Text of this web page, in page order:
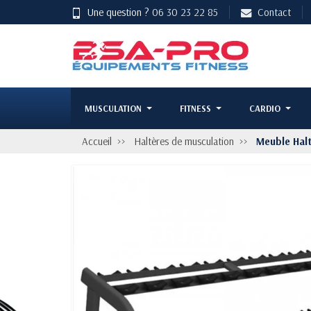
Une question ? 06 30 23 22 85 Contact
MUSCULATION FITNESS CARDIO
Accueil Haltères de musculation Meuble